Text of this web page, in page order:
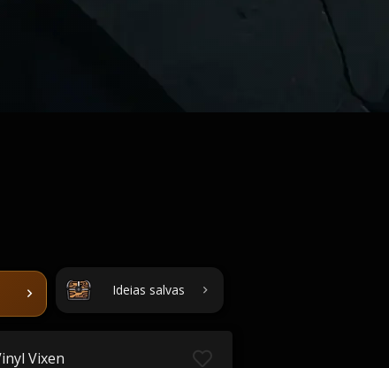
Ideias salvas
Vixen